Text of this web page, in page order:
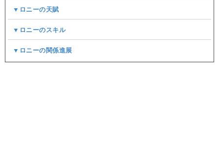
▼ロニーの天賦
▼ロニーのスキル
▼ロニーの関係進展